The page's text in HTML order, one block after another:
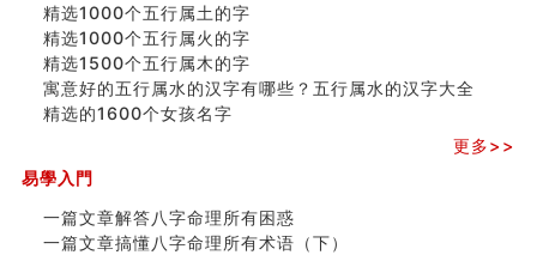
精选1000个五行属土的字
精选1000个五行属火的字
精选1500个五行属木的字
寓意好的五行属水的汉字有哪些？五行属水的汉字大全
精选的1600个女孩名字
更多>>
易學入門
一篇文章解答八字命理所有困惑
一篇文章搞懂八字命理所有术语（下）